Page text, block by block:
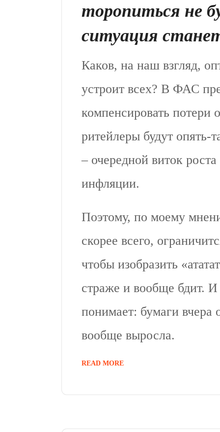
торопиться не
ситуация
Каков, на наш взгляд,
устроит всех? В ФАС
компенсировать
ритейлеры будут опять-
– очередной виток
инфляции.
Поэтому, по моему
скорее всего,
чтобы изобразить
страже и вообще бдит.
понимает: бумаги
вообще выросла.
READ MORE